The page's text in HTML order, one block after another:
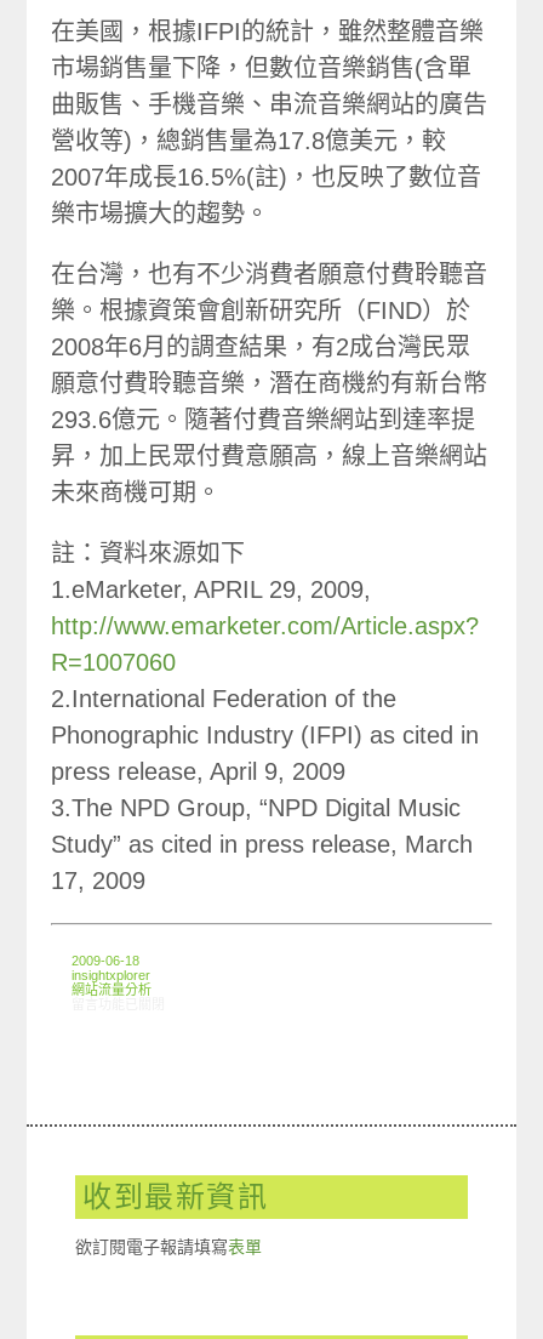
在美國，根據IFPI的統計，雖然整體音樂
市場銷售量下降，但數位音樂銷售(含單
曲販售、手機音樂、串流音樂網站的廣告
營收等)，總銷售量為17.8億美元，較
2007年成長16.5%(註)，也反映了數位音
樂市場擴大的趨勢。
在台灣，也有不少消費者願意付費聆聽音
樂。根據資策會創新研究所（FIND）於
2008年6月的調查結果，有2成台灣民眾
願意付費聆聽音樂，潛在商機約有新台幣
293.6億元。隨著付費音樂網站到達率提
昇，加上民眾付費意願高，線上音樂網站
未來商機可期。
註：資料來源如下
1.eMarketer, APRIL 29, 2009,
http://www.emarketer.com/Article.aspx?
R=1007060
2.International Federation of the
Phonographic Industry (IFPI) as cited in
press release, April 9, 2009
3.The NPD Group, “NPD Digital Music
Study” as cited in press release, March
17, 2009
2009-06-18
insightxplorer
網站流量分析
收到最新資訊
欲訂閱電子報請填寫表單